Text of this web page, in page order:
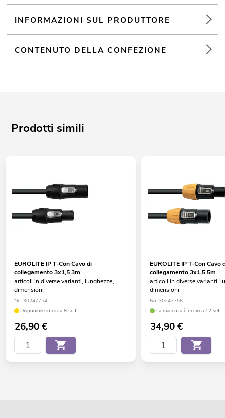
INFORMAZIONI SUL PRODUTTORE
CONTENUTO DELLA CONFEZIONE
Prodotti simili
EUROLITE IP T-Con Cavo di
collegamento 3x1,5 3m
articoli in diverse varianti, lunghezze,
dimensioni
No. 30247754
Disponibile in circa 8 sett.
26,90€
EUROLITE IP T-Con Cavo
collegamento 3x1,5 5m
articoli in diverse varianti,
dimensioni
No. 30247758
La giacenza è di circa 12 sett.
34,90€